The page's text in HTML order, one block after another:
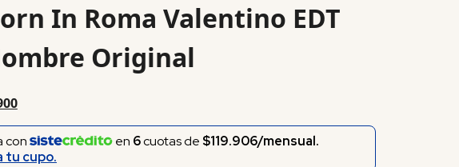
In Roma Valentino EDT
Original
con en 6cuotas de $119.906/mensual.
tu cupo.